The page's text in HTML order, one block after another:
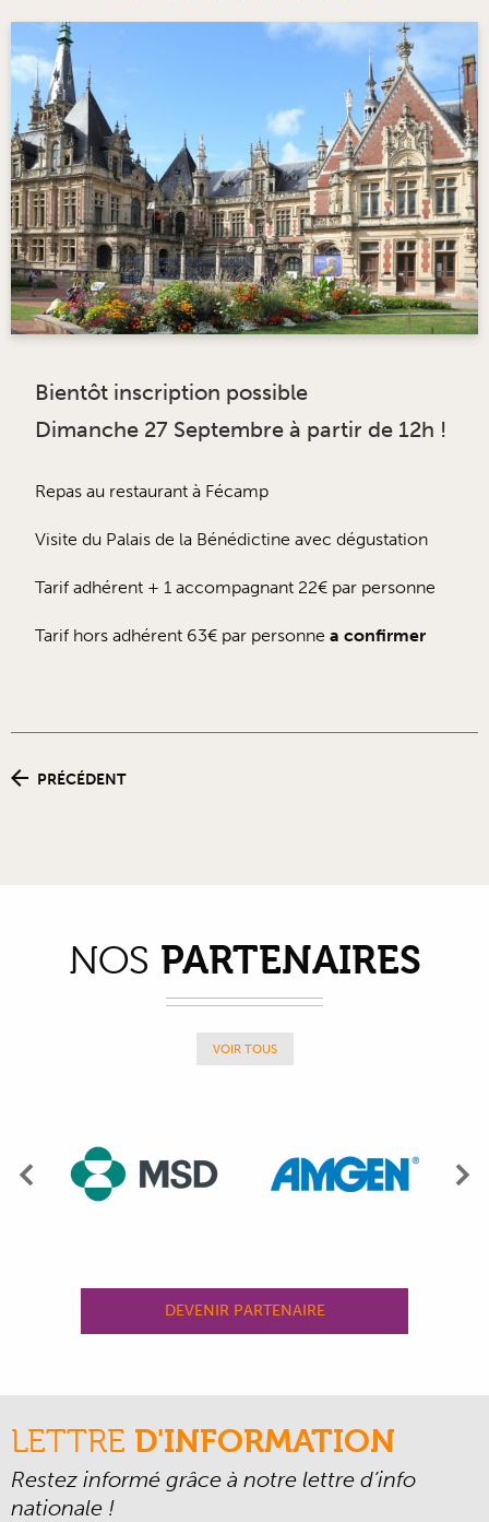
Bientôt inscription possible
Dimanche 27 Septembre à partir de 12h !
Repas au restaurant à Fécamp
Visite du Palais de la Bénédictine avec dégustation
Tarif adhérent + 1 accompagnant 22€ par personne
Tarif hors adhérent 63€ par personne a confirmer
PRÉCÉDENT
NOS PARTENAIRES
VOIR TOUS
Précédent
DEVENIR PARTENAIRE
LETTRE D'INFORMATION
Restez informé grâce à notre lettre d’info
nationale !